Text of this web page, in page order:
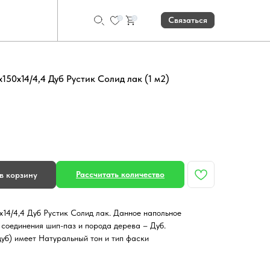
Связаться
4,4 Дуб Рустик Солид лак (1 м2)
корзину Рассчитать количество
4,4 Дуб Рустик Солид лак. Данное напольное
шип-паз и порода дерева – Дуб.
имеет Натуральный тон и тип фаски